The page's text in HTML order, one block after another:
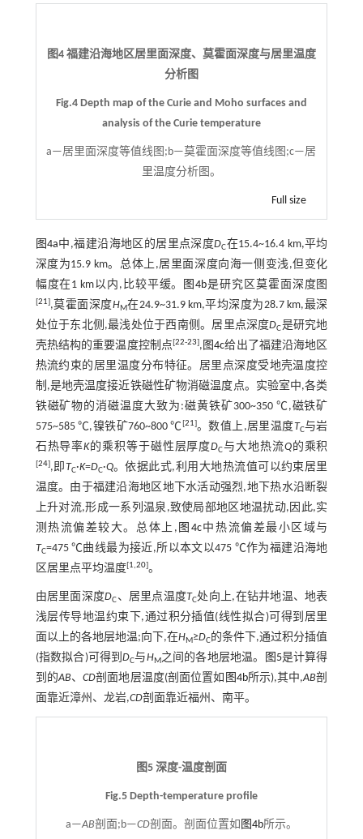
图4 福建沿海地区居里面深度、莫霍面深度与居里温度
分析图
Fig.4 Depth map of the Curie and Moho surfaces and
analysis of the Curie temperature
a—居里面深度等值线图;b—莫霍面深度等值线图;c—居
里温度分析图。
Full size
图4a中,福建沿海地区的居里点深度DC在15.4~16.4 km,平均
深度为15.9 km。总体上,居里面深度向海一侧变浅,但变化
幅度在1 km以内,比较平缓。
图4b是研究区莫霍面深度图
[21],莫霍面深度HM在24.9~31.9 km,平均深度为28.7 km,最深
处位于东北侧,最浅处位于西南侧。居里点深度DC是研究地
壳热结构的重要温度控制点[22-23], 图4c给出了福建沿海地区
热流约束的居里温度分布特征。居里点深度受地壳温度控
制,是地壳温度接近铁磁性矿物消磁温度点。实验室中,各类
铁磁矿物的消磁温度大致为:磁黄铁矿300~350 ℃,磁铁矿
575~585 ℃,镍铁矿760~800 ℃[21]。数值上,居里温度TC与岩
石热导率K的乘积等于磁性层厚度DC与大地热流Q的乘积
[24],即TC·K=DC·Q。依据此式,利用大地热流值可以约束居里
温度。由于福建沿海地区地下水活动强烈,地下热水沿断裂
上升对流,形成一系列温泉,致使局部地区地温扰动,因此,实
测热流偏差较大。总体上, 图4c中热流偏差最小区域与
TC=475 ℃曲线最为接近,所以本文以475 ℃作为福建沿海地
区居里点平均温度[1,20]。
由居里面深度DC、居里点温度TC处向上,在钻井地温、地表
浅层传导地温约束下,通过积分插值(线性拟合)可得到居里
面以上的各地层地温;向下,在HM≥DC的条件下,通过积分插值
(指数拟合)可得到DC与HM之间的各地层地温。 图5是计算得
到的AB、CD剖面地层温度(剖面位置如 图4b所示),其中,AB剖
面靠近漳州、龙岩,CD剖面靠近福州、南平。
图5 深度-温度剖面
Fig.5 Depth-temperature profile
a—AB剖面;b—CD剖面。剖面位置如 图4b所示。